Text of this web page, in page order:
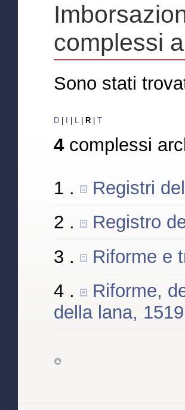
complessi
Sono stati
D L R T
4 complessi
1 .
Registri
2 .
Registro
3 .
Riforme e
4 .
Riforme,
della lana,